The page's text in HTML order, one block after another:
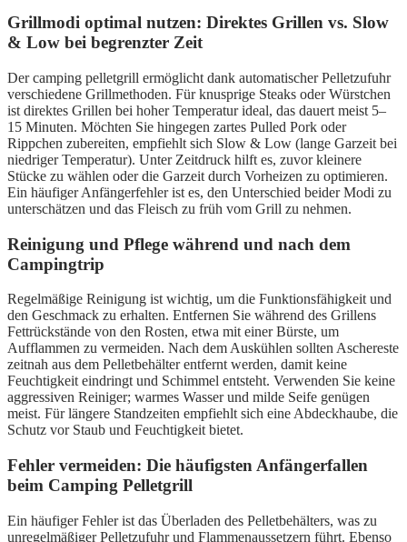
Grillmodi optimal nutzen: Direktes Grillen vs. Slow
& Low bei begrenzter Zeit
Der camping pelletgrill ermöglicht dank automatischer Pelletzufuhr
verschiedene Grillmethoden. Für knusprige Steaks oder Würstchen
ist direktes Grillen bei hoher Temperatur ideal, das dauert meist 5–
15 Minuten. Möchten Sie hingegen zartes Pulled Pork oder
Rippchen zubereiten, empfiehlt sich Slow & Low (lange Garzeit bei
niedriger Temperatur). Unter Zeitdruck hilft es, zuvor kleinere
Stücke zu wählen oder die Garzeit durch Vorheizen zu optimieren.
Ein häufiger Anfängerfehler ist es, den Unterschied beider Modi zu
unterschätzen und das Fleisch zu früh vom Grill zu nehmen.
Reinigung und Pflege während und nach dem
Campingtrip
Regelmäßige Reinigung ist wichtig, um die Funktionsfähigkeit und
den Geschmack zu erhalten. Entfernen Sie während des Grillens
Fettrückstände von den Rosten, etwa mit einer Bürste, um
Aufflammen zu vermeiden. Nach dem Auskühlen sollten Aschereste
zeitnah aus dem Pelletbehälter entfernt werden, damit keine
Feuchtigkeit eindringt und Schimmel entsteht. Verwenden Sie keine
aggressiven Reiniger; warmes Wasser und milde Seife genügen
meist. Für längere Standzeiten empfiehlt sich eine Abdeckhaube, die
Schutz vor Staub und Feuchtigkeit bietet.
Fehler vermeiden: Die häufigsten Anfängerfallen
beim Camping Pelletgrill
Ein häufiger Fehler ist das Überladen des Pelletbehälters, was zu
unregelmäßiger Pelletzufuhr und Flammenaussetzern führt. Ebenso